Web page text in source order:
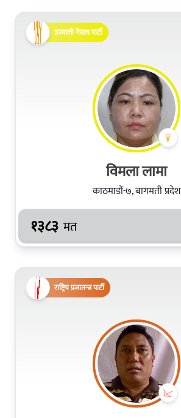
उज्यालो नेपाल पार्टी
विमला लामा
काठमाडौं-७, बागमती प्रदेश
१३८३ मत
राष्ट्रिय प्रजातन्त्र पार्टी